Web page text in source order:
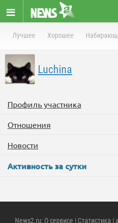
Лучшее Хорошее
Luchina
Профиль участника
Отношения
Новости
Активность за сутки
News2.ru: О сервисе | Статистика |